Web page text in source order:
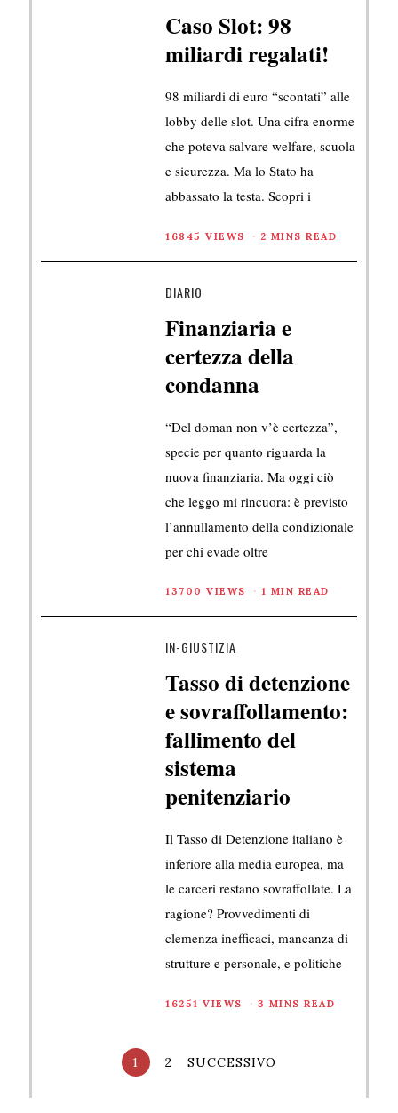
Caso Slot: 98
miliardi regalati!
98 miliardi di euro “scontati” alle
lobby delle slot. Una cifra enorme
che poteva salvare welfare, scuola
e sicurezza. Ma lo Stato ha
abbassato la testa. Scopri i
16845 VIEWS 2 MINS READ
DIARIO
Finanziaria e
certezza della
condanna
“Del doman non v’è certezza”,
specie per quanto riguarda la
nuova finanziaria. Ma oggi ciò
che leggo mi rincuora: è previsto
l’annullamento della condizionale
per chi evade oltre
13700 VIEWS 1 MIN READ
IN-GIUSTIZIA
Tasso di detenzione
e sovraffollamento:
fallimento del
sistema
penitenziario
Il Tasso di Detenzione italiano è
inferiore alla media europea, ma
le carceri restano sovraffollate. La
ragione? Provvedimenti di
clemenza inefficaci, mancanza di
strutture e personale, e politiche
16251 VIEWS 3 MINS READ
1 2 SUCCESSIVO